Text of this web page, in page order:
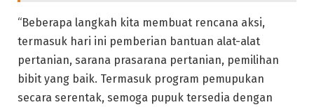
“Beberapa langkah kita membuat rencana aksi,
termasuk hari ini pemberian bantuan alat-alat
pertanian, sarana prasarana pertanian, pemilihan
bibit yang baik. Termasuk program pemupukan
secara serentak, semoga pupuk tersedia dengan